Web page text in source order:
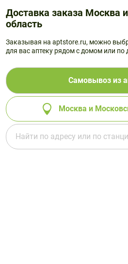
Доставка заказа Москва
область
Заказывая на aptstore.ru, можно
для вас аптеку рядом с домом или по
Самовывоз из
Москва и